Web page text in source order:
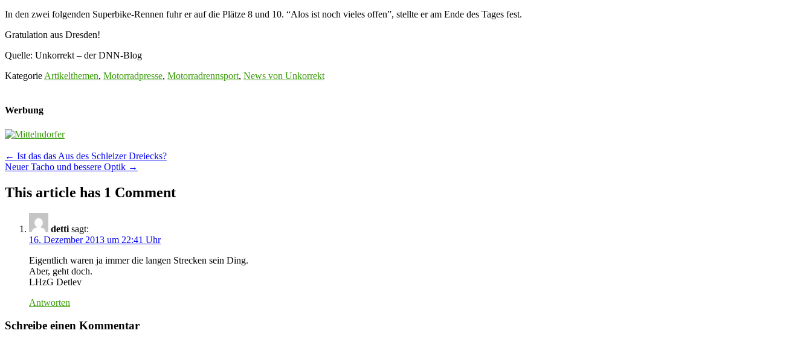
In den zwei folgenden Superbike-Rennen fuhr er auf die Plätze 8 und 10. “Alos ist noch vieles offen”, stellte er am Ende des Tages fest.
Gratulation aus Dresden!
Quelle: Unkorrekt – der DNN-Blog
Kategorie Artikelthemen, Motorradpresse, Motorradrennsport, News von Unkorrekt
Werbung
Post
navigation
← Ist das das Aus des Schleizer Dreiecks?
Neuer Tacho und bessere Optik →
This article has 1 Comment
detti sagt:
16. Dezember 2013 um 22:41 Uhr
Eigentlich waren ja immer die langen Strecken sein Ding.
Aber, geht doch.
LHzG Detlev
Antworten
Schreibe einen Kommentar